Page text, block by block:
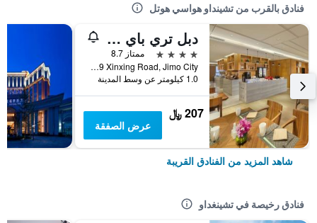
فنادق بالقرب من تشينداو هواسي هوتل
دبل تري باي هيلتون هوتل تشينغداو - جيمو
4 نجوم
ممتاز 8.7
No. 79 Xinxing Road, Jimo City, تشينغداو, الصين
1.0 كيلومتر عن وسط المدينة
207 ﷼
عرض الصفقة
شاهد المزيد من الفنادق القريبة
فنادق رخيصة في تشينغداو